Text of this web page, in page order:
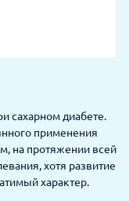
сахарном диабете.
применения
на протяжении всей
хотя развитие
характер.